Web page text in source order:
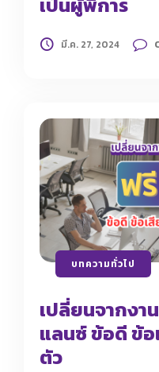
มี.ค. 27, 2024
บทความทั่วไป
เปลี่ยนจากงา
แลนซ์ ข้อดี ข้อ
ตัว